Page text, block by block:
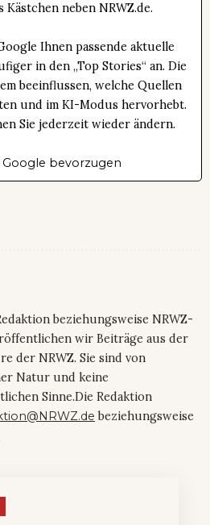
Kästchen neben NRWZ.de.
Ihnen passende aktuelle
in den „Top Stories“ an. Die
beeinflussen, welche Quellen
und im KI-Modus hervorhebt.
Sie jederzeit wieder ändern.
Google bevorzugen
beziehungsweise NRWZ-
wir Beiträge aus der
der NRWZ. Sie sind von
Natur und keine
Sinne.Die Redaktion
beziehungsweise